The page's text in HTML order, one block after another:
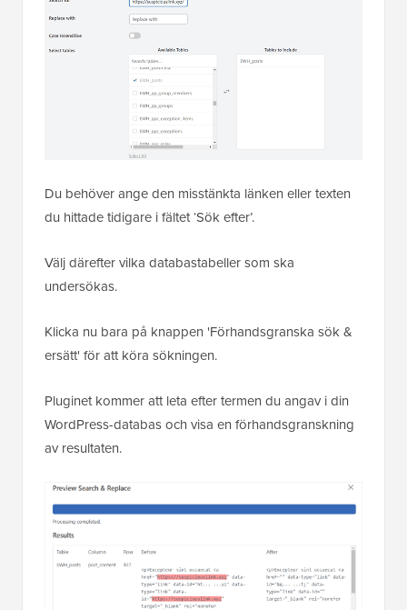
Du behöver ange den misstänkta länken eller texten
du hittade tidigare i fältet ‘Sök efter’.
Välj därefter vilka databastabeller som ska
undersökas.
Klicka nu bara på knappen 'Förhandsgranska sök &
ersätt' för att köra sökningen.
Pluginet kommer att leta efter termen du angav i din
WordPress-databas och visa en förhandsgranskning
av resultaten.